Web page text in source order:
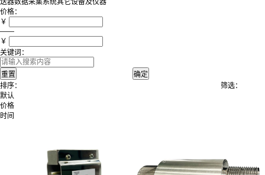
送器数据采集系统其它设备及仪器
价格：
￥
——
￥
关键词：
排序：
默认
价格
时间
筛选：